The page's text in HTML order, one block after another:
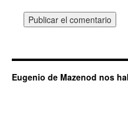
Eugenio de Mazenod nos